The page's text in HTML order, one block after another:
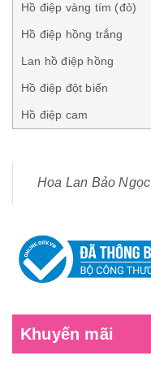
Hồ điệp vàng tím (đỏ)
Hồ điệp hồng trắng
Lan hồ điệp hồng
Hồ điệp đột biến
Hồ điệp cam
Hoa Lan Bảo Ngọc
Khuyến mãi